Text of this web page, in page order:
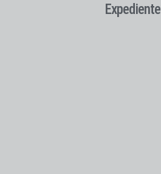
Expediente